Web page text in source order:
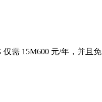
需 15M600 元/年，并且